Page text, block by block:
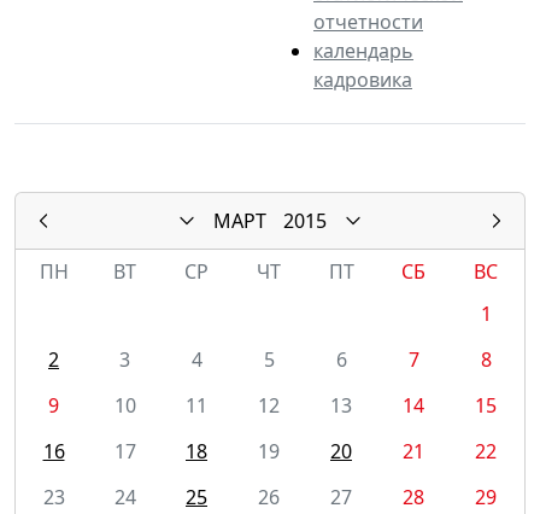
отчетности
календарь
кадровика
МАРТ
2015
ПН
ВТ СР ЧТ ПТ СБ
ВС
1
2
3 4 5 6 7
8
9
10 11 12 13 14
15
16
17 18 19 20 21
22
23
24 25 26 27 28
29